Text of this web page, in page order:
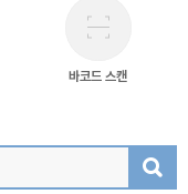
바코드 스캔